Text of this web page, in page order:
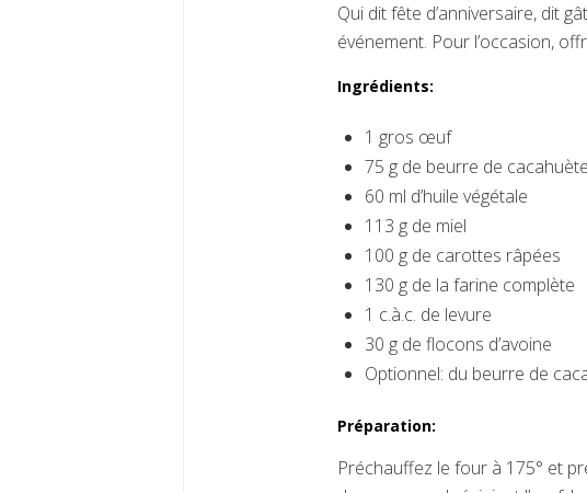
Qui dit fête d’anniversaire, dit
événement. Pour l’occasion,
Ingrédients:
1 gros œuf
75 g de beurre de cacahuète
60 ml d’huile végétale
113 g de miel
100 g de carottes râpées
130 g de la farine complète
1 c.à.c. de levure
30 g de flocons d’avoine
Optionnel: du beurre de
Préparation:
Préchauffez le four à 175° et